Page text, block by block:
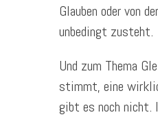
Glauben oder von
unbedingt zusteht.
Und zum Thema
stimmt, eine
gibt es noch nicht.